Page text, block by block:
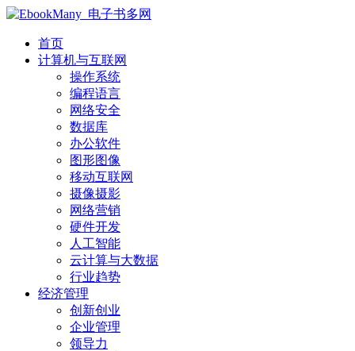
首页
计算机与互联网
操作系统
编程语言
网络安全
数据库
办公软件
图形图像
移动互联网
摄像摄影
网络营销
硬件开发
人工智能
云计算与大数据
行业趋势
经济管理
创新创业
企业管理
领导力